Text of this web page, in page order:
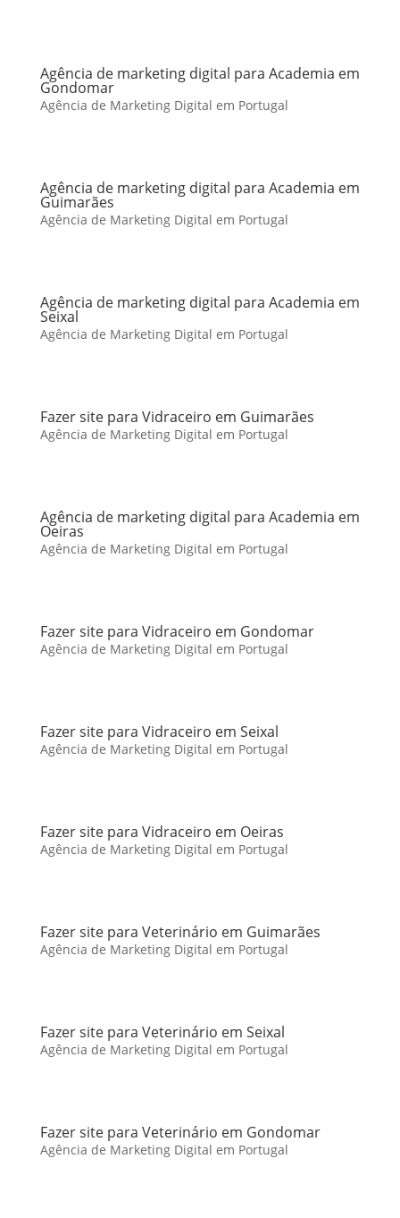
Agência de marketing digital para Academia em
Gondomar
Agência de Marketing Digital em Portugal
Agência de marketing digital para Academia em
Guimarães
Agência de Marketing Digital em Portugal
Agência de marketing digital para Academia em
Seixal
Agência de Marketing Digital em Portugal
Fazer site para Vidraceiro em Guimarães
Agência de Marketing Digital em Portugal
Agência de marketing digital para Academia em
Oeiras
Agência de Marketing Digital em Portugal
Fazer site para Vidraceiro em Gondomar
Agência de Marketing Digital em Portugal
Fazer site para Vidraceiro em Seixal
Agência de Marketing Digital em Portugal
Fazer site para Vidraceiro em Oeiras
Agência de Marketing Digital em Portugal
Fazer site para Veterinário em Guimarães
Agência de Marketing Digital em Portugal
Fazer site para Veterinário em Seixal
Agência de Marketing Digital em Portugal
Fazer site para Veterinário em Gondomar
Agência de Marketing Digital em Portugal